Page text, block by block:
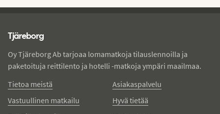
Tjäreborg
Oy Tjäreborg Ab tarjoaa lomamatkoja tilauslennoilla ja
paketoituja reittilento ja hotelli -matkoja ympäri maailmaa.
Tietoa meistä
Vastuullinen matkailu
Asiakaspalvelu
Hyvä tietää